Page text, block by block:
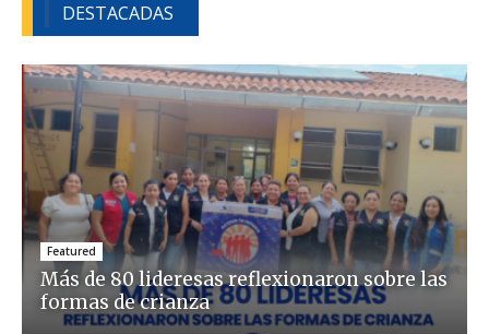
DESTACADAS
Featured
Más de 80 lideresas reflexionaron sobre las
formas de crianza